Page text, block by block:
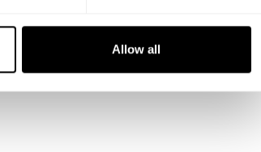
Allow all